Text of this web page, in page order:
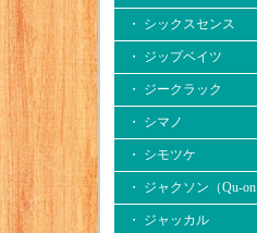
・ シックスセンス
・ ジップベイツ
・ ジークラック
・ シマノ
・ シモツケ
・ ジャクソン（Qu-on
・ ジャッカル